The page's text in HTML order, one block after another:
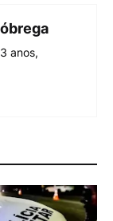
anos,